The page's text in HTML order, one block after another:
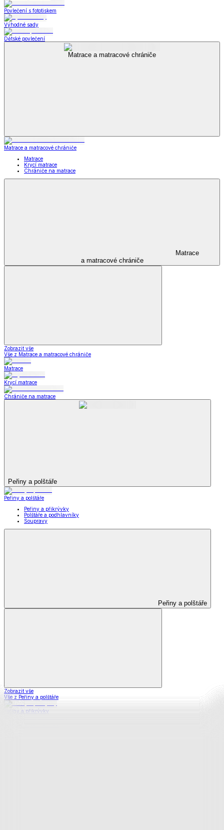
Povlečení s fototiskem
Výhodné sady
Dětské povlečení
Matrace a matracové chrániče
Matrace a matracové chrániče
Matrace
Krycí matrace
Chrániče na matrace
Matrace
a matracové chrániče
Zobrazit vše
Vše z Matrace a matracové chrániče
Matrace
Krycí matrace
Chrániče na matrace
Peřiny a polštáře
Peřiny a polštáře
Peřiny a přikrývky
Polštáře a podhlavníky
Soupravy
Peřiny a polštáře
Zobrazit vše
Vše z Peřiny a polštáře
Peřiny a přikrývky